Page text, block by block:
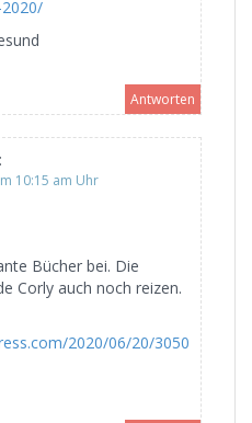
Antworten
10:15 am Uhr
Bücher bei. Die
Corly auch noch reizen.
2020/06/20/3050